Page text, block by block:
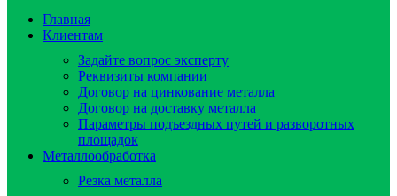
Главная
Клиентам
Задайте вопрос эксперту
Реквизиты компании
Договор на цинкование металла
Договор на доставку металла
Параметры подъездных путей и разворотных
площадок
Металлообработка
Резка металла